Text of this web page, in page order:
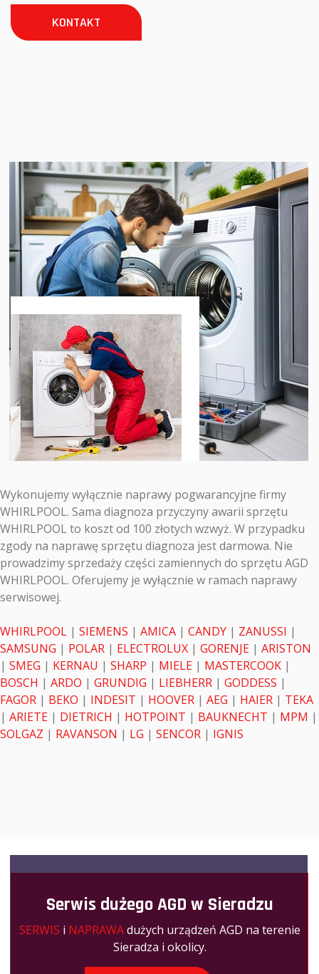
KONTAKT
Wykonujemy wyłącznie naprawy pogwarancyjne firmy
WHIRLPOOL. Sama diagnoza przyczyny awarii sprzętu
WHIRLPOOL to koszt od 100 złotych wzwyż. W przypadku
zgody na naprawę sprzętu diagnoza jest darmowa. Nie
prowadzimy sprzedaży części zamiennych do sprzętu AGD
WHIRLPOOL. Oferujemy je wyłącznie w ramach naprawy
serwisowej.
WHIRLPOOL | SIEMENS | AMICA | CANDY | ZANUSSI |
SAMSUNG | POLAR | ELECTROLUX | GORENJE | ARISTON
| SMEG | KERNAU | SHARP | MIELE | MASTERCOOK |
BOSCH | ARDO | GRUNDIG | LIEBHERR | GODDESS |
FAGOR | BEKO | INDESIT | HOOVER | AEG | HAIER | TEKA
| ARIETE | DIETRICH | HOTPOINT | BAUKNECHT | MPM |
SOLGAZ | RAVANSON | LG | SENCOR | IGNIS
Serwis dużego AGD w Sieradzu
SERWIS i NAPRAWAdużych urządzeń AGD na terenie
Sieradza i okolicy.